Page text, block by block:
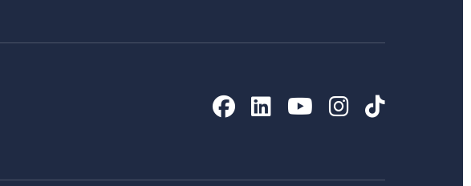
Facebook
LinkedIn
YouTube
Instagram
TikTok